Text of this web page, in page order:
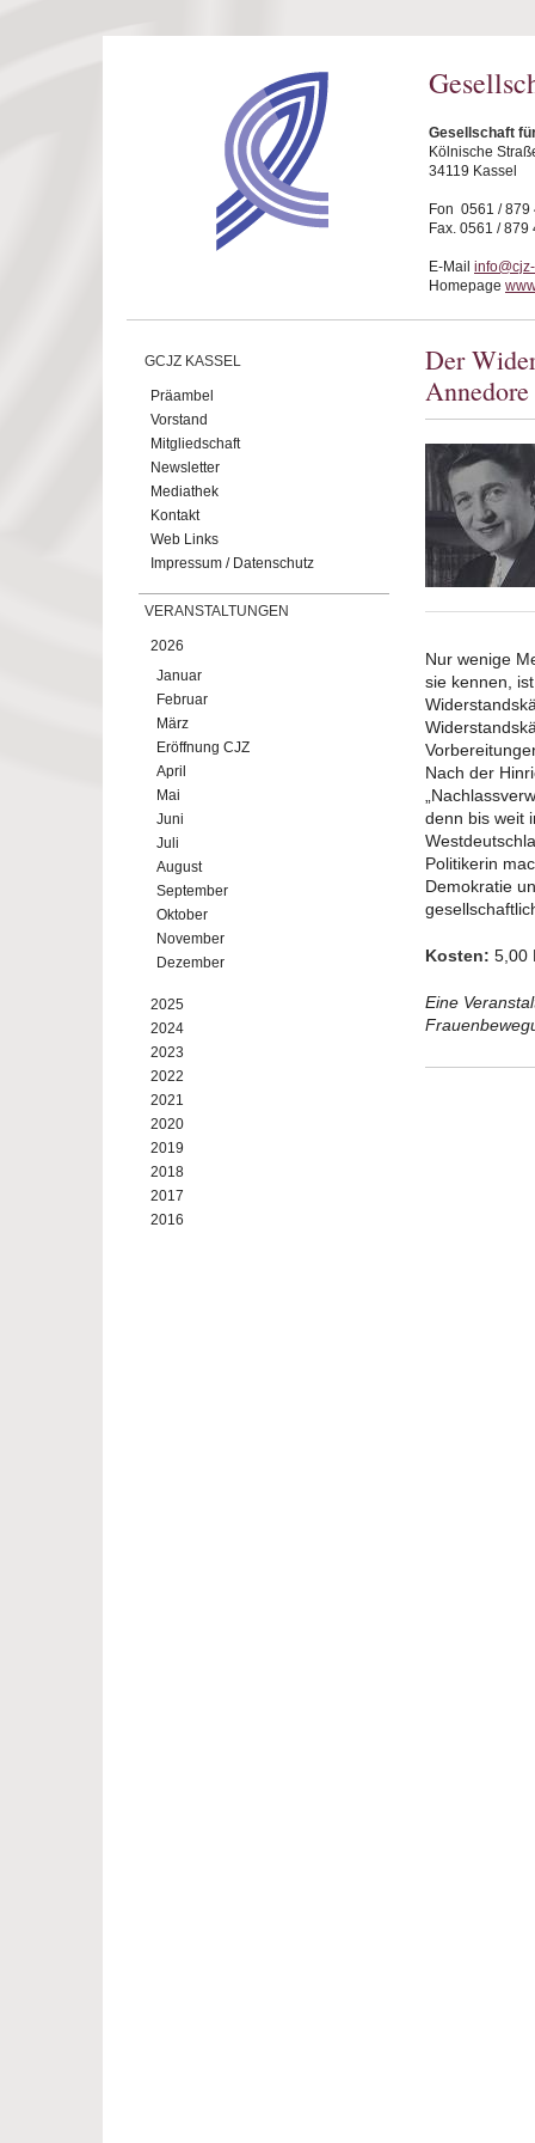
Gesellschaft
Kölnische
34119 Kassel
Fon 0561 / 879
Fax. 0561 / 879
E-Mail
Homepage
GCJZ KASSEL
Präambel
Vorstand
Mitgliedschaft
Newsletter
Mediathek
Kontakt
Web Links
Impressum / Datenschutz
VERANSTALTUNGEN
2026
Januar
Februar
März
Eröffnung CJZ
April
Mai
Juni
Juli
August
September
Oktober
November
Dezember
2025
2024
2023
2022
2021
2020
2019
2018
2017
2016
Der
Nur wenige
sie kennen,
Nach der
denn bis weit
Politikerin
Demokratie
Kosten: 5,00
Eine